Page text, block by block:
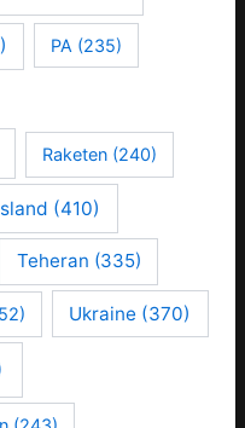
PA (235)
Raketen(240)
(410)
Teheran (335)
Ukraine (370)